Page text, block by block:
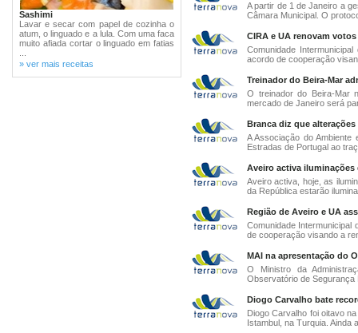
Sashimi
Lavar e secar com papel de cozinha o
atum, o linguado e a lula. Com uma faca
muito afiada cortar o linguado em fatias
» ver mais receitas
A partir de 1 de Janeiro a
Câmara Municipal. O
CIRA e UA renovam
Comunidade
acordo de cooperação
Treinador do Beira-Mar
O treinador do Beira-Mar
mercado de Janeiro será
Branca diz que
A Associação do
Estradas de Portugal ao
Aveiro activa iluminações
Aveiro activa, hoje, as
da República estarão
Região de Aveiro e UA
Comunidade Intermunicipal
de cooperação visando a
MAI na apresentação do
O Ministro da
Observatório de Segurança
Diogo Carvalho bate
Diogo Carvalho foi oitavo
Istambul, na Turquia. Ainda